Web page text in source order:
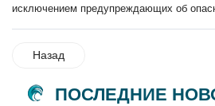
исключением предупреждающих об
Назад
ПОСЛЕДНИЕ